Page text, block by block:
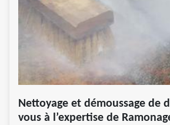
Nettoyage et démoussage de
vous à l’expertise de